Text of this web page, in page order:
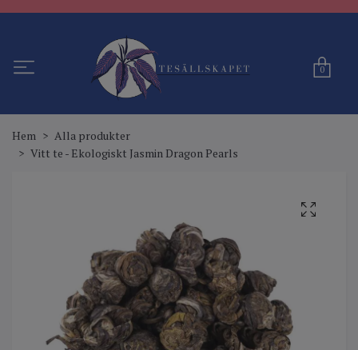
0
Hem
Alla produkter
Vitt te - Ekologiskt Jasmin Dragon Pearls